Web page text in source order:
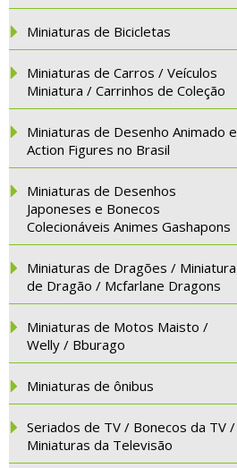
Miniaturas de Bicicletas
Miniaturas de Carros / Veículos
Miniatura / Carrinhos de Coleção
Miniaturas de Desenho Animado e
Action Figures no Brasil
Miniaturas de Desenhos
Japoneses e Bonecos
Colecionáveis Animes Gashapons
Miniaturas de Dragões / Miniatura
de Dragão / Mcfarlane Dragons
Miniaturas de Motos Maisto /
Welly / Bburago
Miniaturas de ônibus
Seriados de TV / Bonecos da TV /
Miniaturas da Televisão